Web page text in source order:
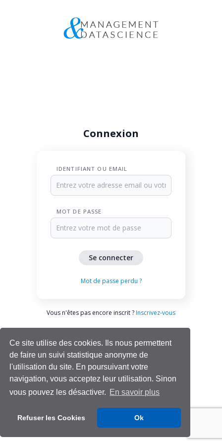
Ce site utilise des cookies. Ils nous permettent
de faire un suivi statistique anonyme de
l'utilisation du site. En poursuivant votre
navigation, vous acceptez leur utilisation. Sinon
vous pouvez les désactiver. En savoir plus
Refuser les Cookies Ok
Connexion
IDENTIFIANT OU EMAIL
MOT DE PASSE
Mot de passe perdu ?
Vous n'êtes pas encore inscrit ? Inscrivez-vous